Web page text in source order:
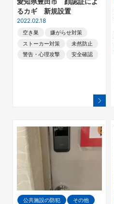
愛知県豊田市 顔認証によ
るカギ 新規設置
2022.02.18
空き巣
嫌がらせ対策
ストーカー対策
未然防止
警告・心理攻撃
安全確認
公共施設の防犯 その他